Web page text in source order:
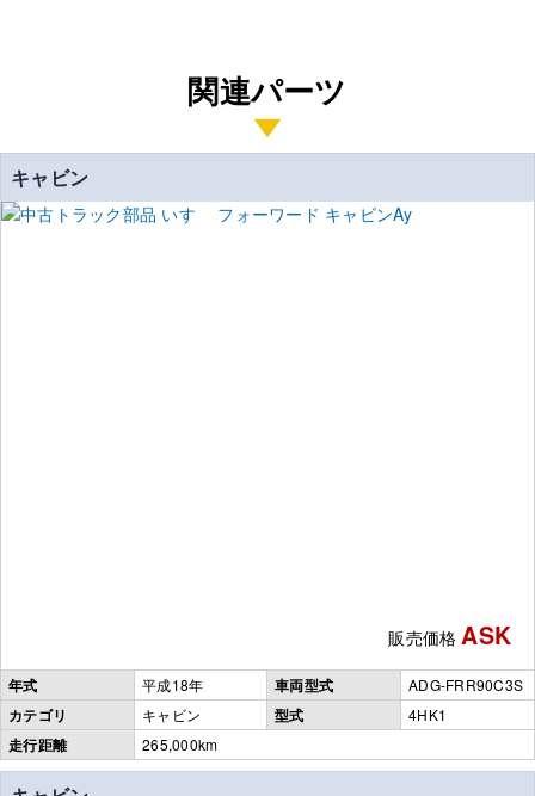
関連パーツ
キャビン
販売価格 ASK
年式 平成18年 車両型式 ADG-FRR90C3S
カテゴリ キャビン 型式 4HK1
走行距離 265,000km